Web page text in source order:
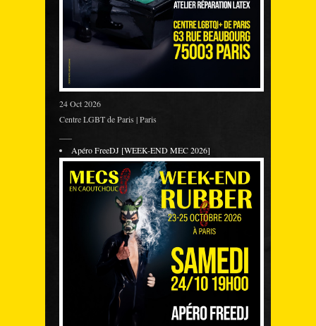
24 Oct 2026
Centre LGBT de Paris | Paris
Apéro FreeDJ [WEEK-END MEC 2026]